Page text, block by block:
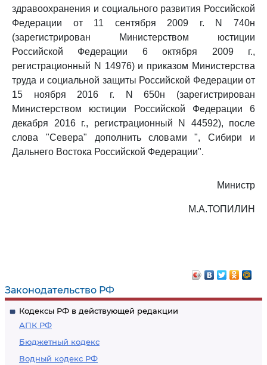
Законодательство РФ
Кодексы РФ в действующей редакции
АПК РФ
Бюджетный кодекс
Водный кодекс РФ
здравоохранения и социального развития Российской
Федерации от 11 сентября 2009 г. N 740н
(зарегистрирован Министерством юстиции
Российской Федерации 6 октября 2009 г.,
регистрационный N 14976) и приказом Министерства
труда и социальной защиты Российской Федерации от
15 ноября 2016 г. N 650н (зарегистрирован
Министерством юстиции Российской Федерации 6
декабря 2016 г., регистрационный N 44592), после
слова "Севера" дополнить словами ", Сибири и
Дальнего Востока Российской Федерации".
Министр
М.А.ТОПИЛИН